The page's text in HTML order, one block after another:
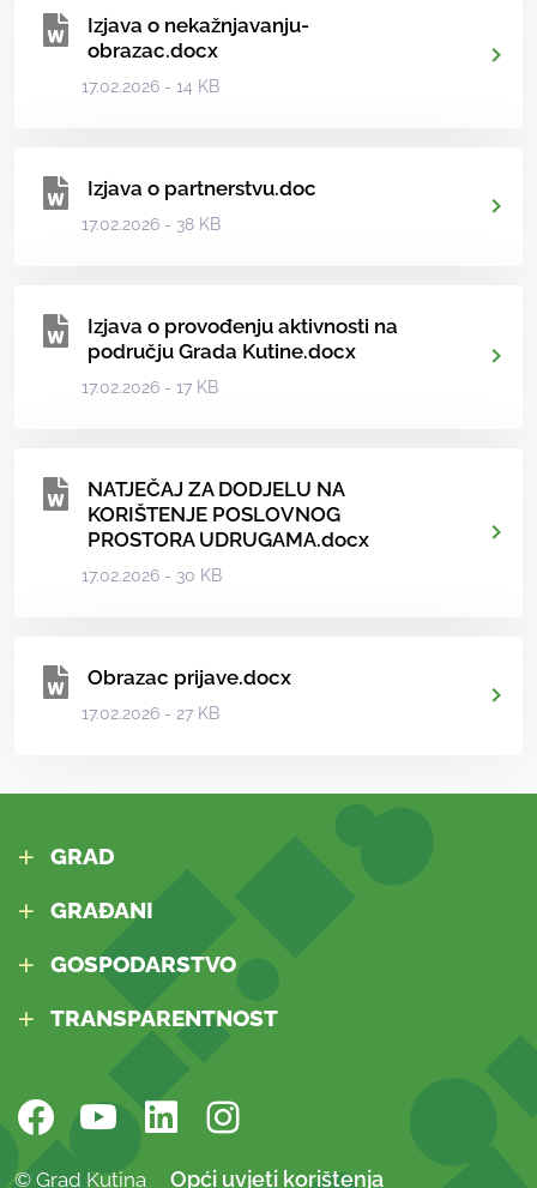
Izjava o nekažnjavanju-
obrazac.docx
17.02.2026 - 14 KB
Izjava o partnerstvu.doc
17.02.2026 - 38 KB
Izjava o provođenju aktivnosti na
području Grada Kutine.docx
17.02.2026 - 17 KB
NATJEČAJ ZA DODJELU NA
KORIŠTENJE POSLOVNOG
PROSTORA UDRUGAMA.docx
17.02.2026 - 30 KB
Obrazac prijave.docx
17.02.2026 - 27 KB
GRAD
GRAĐANI
GOSPODARSTVO
TRANSPARENTNOST
© Grad Kutina Opći uvjeti korištenja